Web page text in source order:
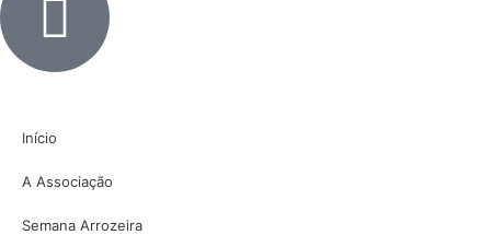
Início
A Associação
Semana Arrozeira